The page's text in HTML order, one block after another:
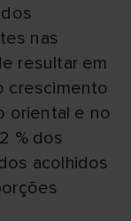
nas
resultar em
crescimento
oriental e no
% dos
acolhidos